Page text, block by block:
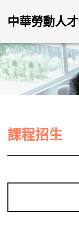
中華勞動人
課程招生